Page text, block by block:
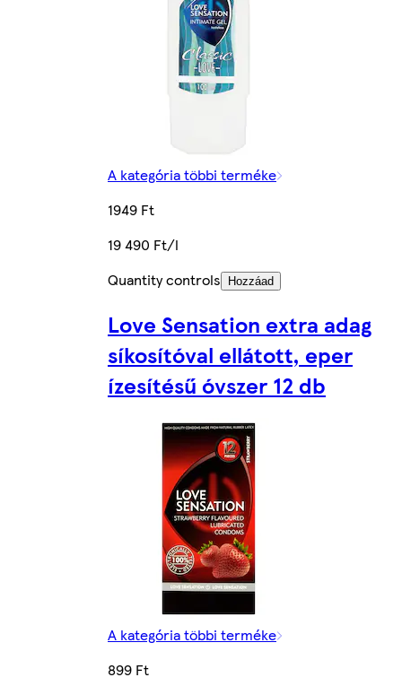
A kategória többi terméke
1949 Ft
19 490 Ft/l
Quantity controls
Hozzáad
Love Sensation extra adag
síkosítóval ellátott, eper
ízesítésű óvszer 12 db
A kategória többi terméke
899 Ft